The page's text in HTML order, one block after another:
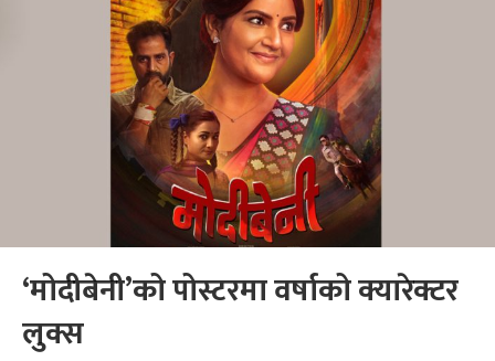
‘मोदीबेनी’को पोस्टरमा वर्षाको क्यारेक्टर
लुक्स